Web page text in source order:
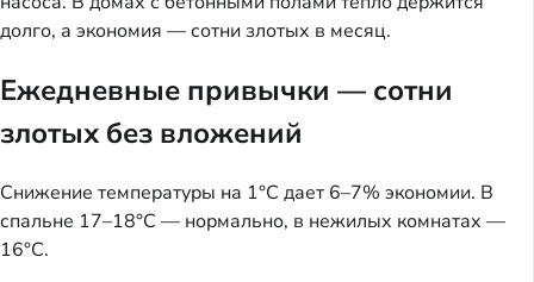
долго, а экономия — сотни злотых в месяц.
Ежедневные привычки — сотни
злотых без вложений
Снижение температуры на 1°C дает 6–7% экономии. В
спальне 17–18°C — нормально, в нежилых комнатах —
16°C.